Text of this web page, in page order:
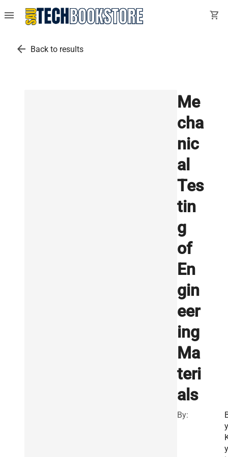
menu shopping_cart
arrow_back Back to results
Me
cha
nic
al
Tes
tin
g
of
En
gin
eer
ing
Ma
teri
als
By:
y